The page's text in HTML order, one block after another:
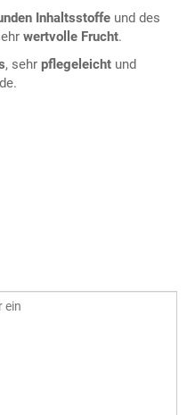
Inhaltsstoffe und des
wertvolle Frucht.
, sehr pflegeleicht und